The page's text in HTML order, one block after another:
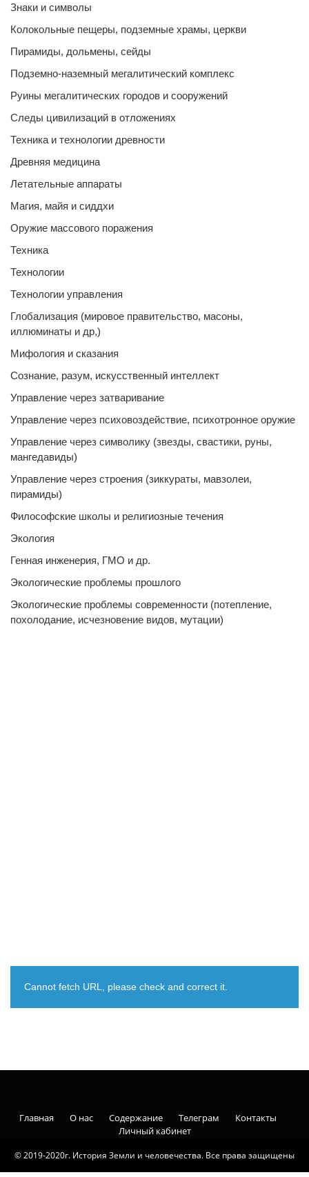
Знаки и символы
Колокольные пещеры, подземные храмы, церкви
Пирамиды, дольмены, сейды
Подземно-наземный мегалитический комплекс
Руины мегалитических городов и сооружений
Следы цивилизаций в отложениях
Техника и технологии древности
Древняя медицина
Летательные аппараты
Магия, майя и сиддхи
Оружие массового поражения
Техника
Технологии
Технологии управления
Глобализация (мировое правительство, масоны,
иллюминаты и др,)
Мифология и сказания
Сознание, разум, искусственный интеллект
Управление через затваривание
Управление через психовоздействие, психотронное оружие
Управление через символику (звезды, свастики, руны,
мангедавиды)
Управление через строения (зиккураты, мавзолеи,
пирамиды)
Философские школы и религиозные течения
Экология
Генная инженерия, ГМО и др.
Экологические проблемы прошлого
Экологические проблемы современности (потепление,
похолодание, исчезновение видов, мутации)
Cannot fetch URL, please check and correct it.
© 2019-2020г. История Земли и человечества. Все права защищены
Главная О нас Содержание Телеграм
Контакты
Личный кабинет